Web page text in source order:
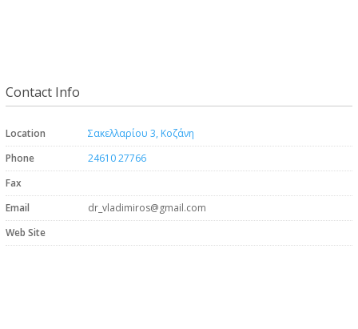
Contact Info
Location
Σακελλαρίου 3, Κοζάνη
Phone
24610 27766
Fax
Email
dr_vladimiros@gmail.com
Web Site